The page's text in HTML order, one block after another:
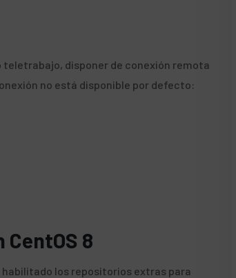
disponer de conexión remota
no está disponible por defecto:
8
habilitado los repositorios extras para